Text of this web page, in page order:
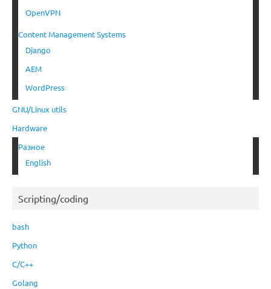
OpenVPN
Content Management Systems
Django
AEM
WordPress
GNU/Linux utils
Hardware
Разное
English
Scripting/coding
bash
Python
C/C++
Golang